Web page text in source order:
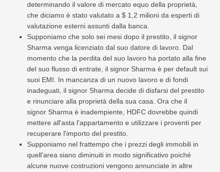
determinando il valore di mercato equo della proprietà,
che diciamo è stato valutato a $ 1,2 milioni da esperti di
valutazione esterni assunti dalla banca.
Supponiamo che solo sei mesi dopo il prestito, il signor
Sharma venga licenziato dal suo datore di lavoro. Dal
momento che la perdita del suo lavoro ha portato alla fine
del suo flusso di entrate, il signor Sharma è per default sui
suoi EMI. In mancanza di un nuovo lavoro e di fondi
inadeguati, il signor Sharma decide di disfarsi del prestito
e rinunciare alla proprietà della sua casa. Ora che il
signor Sharma è inadempiente, HDFC dovrebbe quindi
mettere all'asta l'appartamento e utilizzare i proventi per
recuperare l'importo del prestito.
Supponiamo nel frattempo che i prezzi degli immobili in
quell'area siano diminuiti in modo significativo poiché
alcune nuove costruzioni vengono annunciate in altre